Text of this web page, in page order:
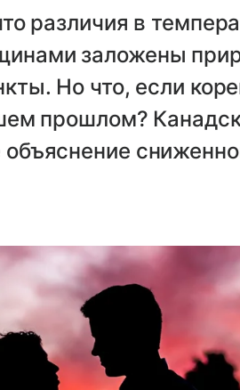
различия в
заложены
Но что, если
прошлом?